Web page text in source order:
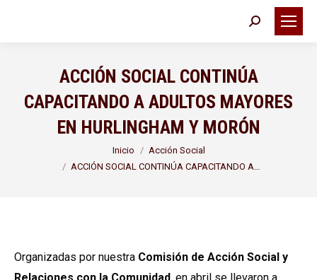
Buscar:
ACCIÓN SOCIAL CONTINÚA
CAPACITANDO A ADULTOS MAYORES
EN HURLINGHAM Y MORÓN
Inicio
Acción Social
ACCIÓN SOCIAL CONTINÚA CAPACITANDO A…
Organizadas por nuestra Comisión de Acción Social y